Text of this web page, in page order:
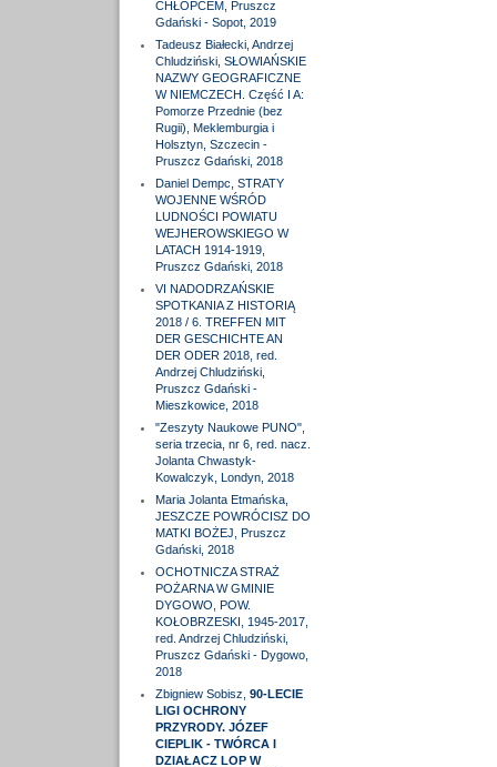
CHŁOPCEM, Pruszcz
Gdański - Sopot, 2019
Tadeusz Białecki, Andrzej
Chludziński, SŁOWIAŃSKIE
NAZWY GEOGRAFICZNE
W NIEMCZECH. Część I A:
Pomorze Przednie (bez
Rugii), Meklemburgia i
Holsztyn, Szczecin -
Pruszcz Gdański, 2018
Daniel Dempc, STRATY
WOJENNE WŚRÓD
LUDNOŚCI POWIATU
WEJHEROWSKIEGO W
LATACH 1914-1919,
Pruszcz Gdański, 2018
VI NADODRZAŃSKIE
SPOTKANIA Z HISTORIĄ
2018 / 6. TREFFEN MIT
DER GESCHICHTE AN
DER ODER 2018, red.
Andrzej Chludziński,
Pruszcz Gdański -
Mieszkowice, 2018
"Zeszyty Naukowe PUNO",
seria trzecia, nr 6, red. nacz.
Jolanta Chwastyk-
Kowalczyk, Londyn, 2018
Maria Jolanta Etmańska,
JESZCZE POWRÓCISZ DO
MATKI BOŻEJ, Pruszcz
Gdański, 2018
OCHOTNICZA STRAŻ
POŻARNA W GMINIE
DYGOWO, POW.
KOŁOBRZESKI, 1945-2017,
red. Andrzej Chludziński,
Pruszcz Gdański - Dygowo,
2018
Zbigniew Sobisz, 90-LECIE
LIGI OCHRONY
PRZYRODY. JÓZEF
CIEPLIK - TWÓRCA I
DZIAŁACZ LOP W